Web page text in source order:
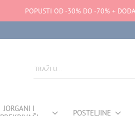
POPUSTI OD -30% DO -70% +
JORGANI I
POSTELJINE